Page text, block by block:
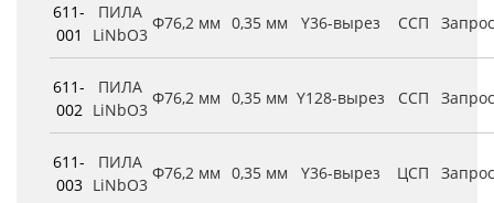
611-
001
ПИЛА
LiNbO3
Φ76,2 мм 0,35 мм Y36-вырез ССП
611-
002
ПИЛА
LiNbO3
Φ76,2 мм 0,35 мм Y128-вырез ССП
611-
003
ПИЛА
LiNbO3
Φ76,2 мм 0,35 мм Y36-вырез ЦСП